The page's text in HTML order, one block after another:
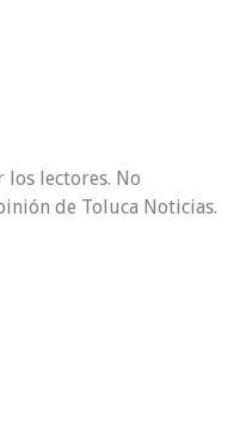
los lectores. No
de Toluca Noticias.